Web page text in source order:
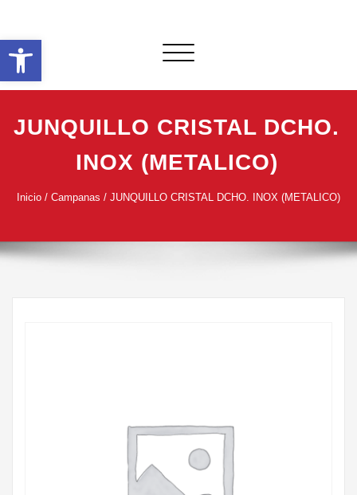
Abrir barra de herramientas
contenido
Alternar
JUNQUILLO CRISTAL DCHO.
INOX (METALICO)
Inicio / Campanas / JUNQUILLO CRISTAL DCHO. INOX (METALICO)